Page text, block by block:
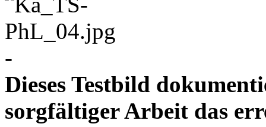
-
Dieses Testbild
sorgfältiger Arbeit das